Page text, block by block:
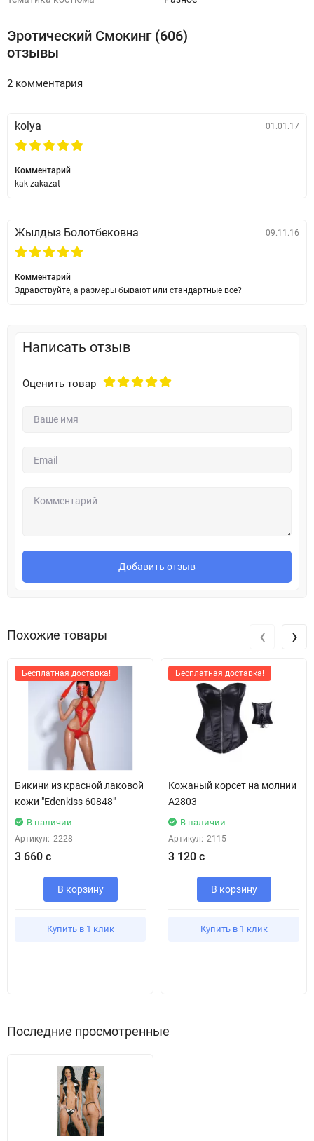
Эротический Смокинг (606)
отзывы
2 комментария
kolya 01.01.17
Комментарий
kak zakazat
Жылдыз Болотбековна 09.11.16
Комментарий
Здравствуйте, а размеры бывают или стандартные все?
Написать отзыв
Оценить товар
Добавить отзыв
Похожие товары
Бесплатная доставка!
Бикини из красной лаковой
кожи "Edenkiss 60848"
В наличии
Артикул: 2228
3 660 с
В корзину
Купить в 1 клик
Бесплатная доставка!
Кожаный корсет на молнии
А2803
В наличии
Артикул: 2115
3 120 с
В корзину
Купить в 1 клик
‹ ›
Последние просмотренные